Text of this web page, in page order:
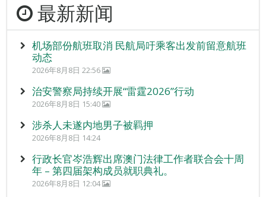
最新新闻
机场部份航班取消 民航局吁乘客出发前留意航班
动态
2026年8月8日 22:56
治安警察局持续开展“雷霆2026”行动
2026年8月8日 15:40
涉杀人未遂内地男子被羁押
2026年8月8日 14:24
行政长官岑浩辉出席澳门法律工作者联合会十周
年 – 第四届架构成员就职典礼。
2026年8月8日 12:04